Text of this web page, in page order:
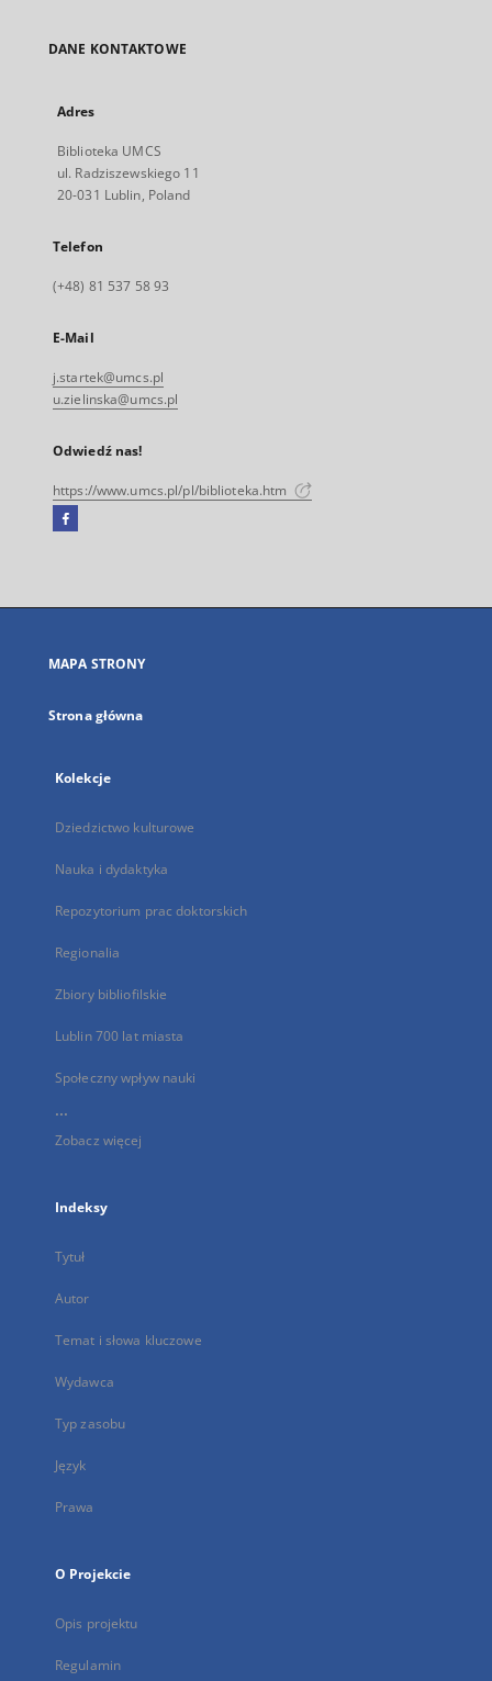
DANE KONTAKTOWE
Adres
Biblioteka UMCS
ul. Radziszewskiego 11
20-031 Lublin, Poland
Telefon
(+48) 81 537 58 93
E-Mail
j.startek@umcs.pl
u.zielinska@umcs.pl
Odwiedź nas!
https://www.umcs.pl/pl/biblioteka.htm
Facebook
się
karcie
MAPA STRONY
Strona główna
Kolekcje
Dziedzictwo kulturowe
Nauka i dydaktyka
Repozytorium prac doktorskich
Regionalia
Zbiory bibliofilskie
Lublin 700 lat miasta
Społeczny wpływ nauki
...
Zobacz więcej
Indeksy
Tytuł
Autor
Temat i słowa kluczowe
Wydawca
Typ zasobu
Język
Prawa
O Projekcie
Opis projektu
Regulamin